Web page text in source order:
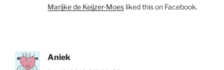
Marijke de Keijzer-Moes liked this on Facebook.
Aniek